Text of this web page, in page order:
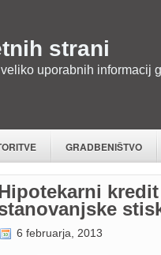
strani
uporabnih informacij
GRADBENIŠTVO
6 februarja, 2013